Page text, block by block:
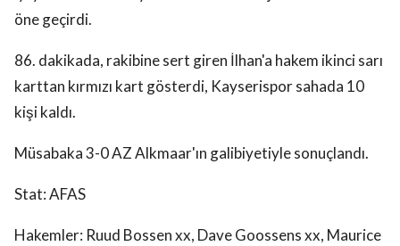
öne geçirdi.
86. dakikada, rakibine sert giren İlhan'a hakem ikinci sarı
karttan kırmızı kart gösterdi, Kayserispor sahada 10
kişi kaldı.
Müsabaka 3-0 AZ Alkmaar'ın galibiyetiyle sonuçlandı.
Stat: AFAS
Hakemler: Ruud Bossen xx, Dave Goossens xx, Maurice